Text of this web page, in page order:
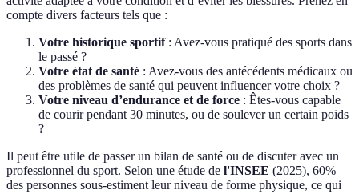
compte divers facteurs tels que :
Votre historique sportif: Avez-vous pratiqué des sports dans
le passé ?
Votre état de santé : Avez-vous des antécédents médicaux ou
des problèmes de santé qui peuvent influencer votre choix ?
Votre niveau d’endurance et de force : Êtes-vous capable
de courir pendant 30 minutes, ou de soulever un certain poids
?
Il peut être utile de passer un bilan de santé ou de discuter avec un
professionnel du sport. Selon une étude de l'INSEE (2025), 60%
des personnes sous-estiment leur niveau de forme physique, ce qui